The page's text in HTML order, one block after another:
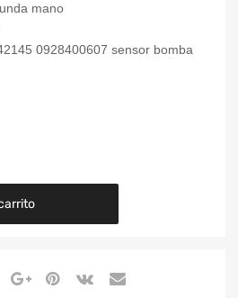
mano
0928400607 sensor bomba